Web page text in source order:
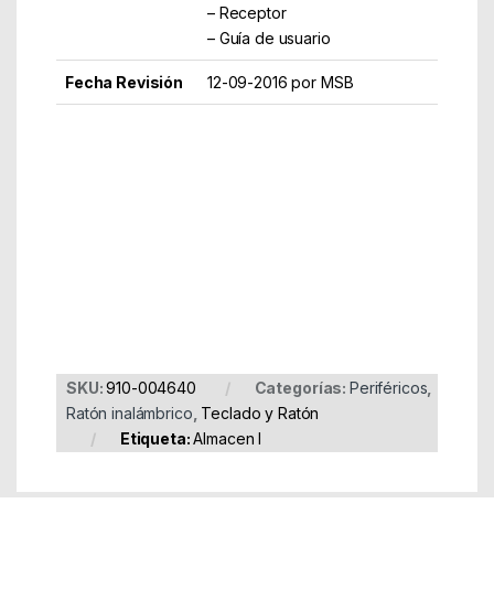
– Receptor
– Guía de usuario
Fecha Revisión 12-09-2016 por MSB
SKU:910-004640 Categorías: Periféricos,
Ratón inalámbrico, Teclado y Ratón
Etiqueta:Almacen I